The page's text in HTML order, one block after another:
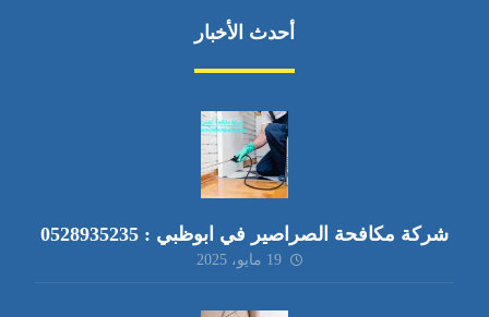
أحدث الأخبار
شركة مكافحة الصراصير في ابوظبي : 0528935235
19 مايو، 2025